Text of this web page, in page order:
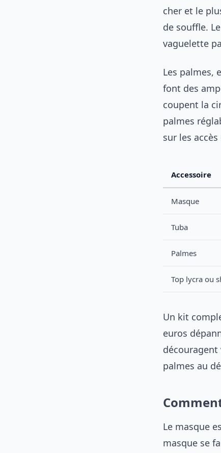
cher et le
de souffle. Le
vaguelette
Les palmes,
font des
coupent la
palmes
sur les
Accessoire
Masque
Tuba
Palmes
Top lycra ou
Un kit
euros
palmes au
Le masque
masque se